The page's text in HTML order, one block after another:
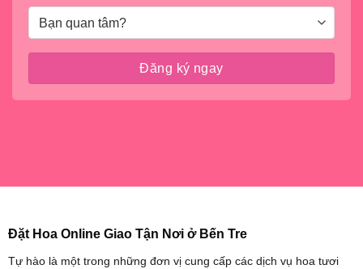
Đặt Hoa Online Giao Tận Nơi ở Bến Tre
Tự hào là một trong những đơn vị cung cấp các dịch vụ hoa tươi